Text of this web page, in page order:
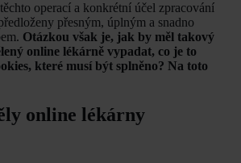
operací a konkrétní účel zpracování
přesným, úplným a snadno
Otázkou však je, jak by měl takový
online lékárně vypadat, co je to
které musí být splněno? Na toto
online lékárny